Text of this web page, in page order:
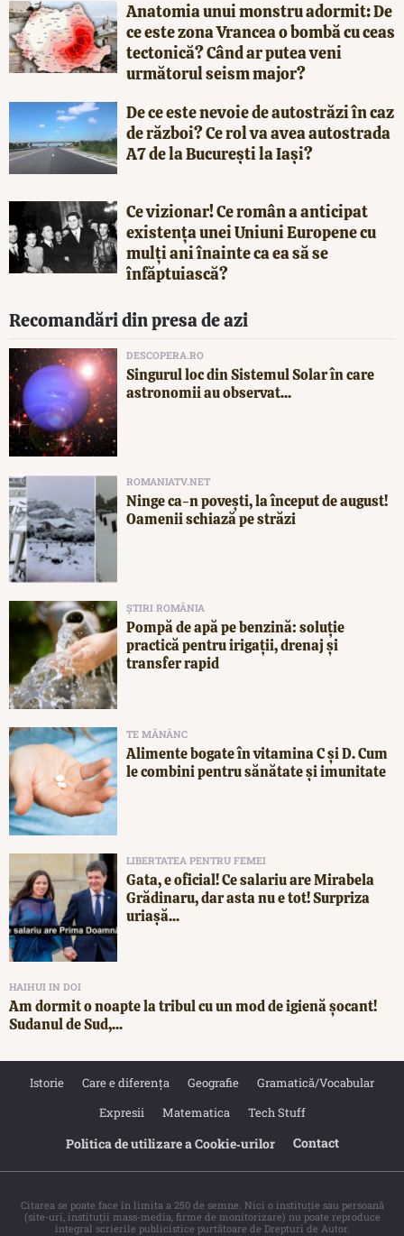
Anatomia unui monstru adormit: De
ce este zona Vrancea o bombă cu ceas
tectonică? Când ar putea veni
următorul seism major?
De ce este nevoie de autostrăzi în caz
de război? Ce rol va avea autostrada
A7 de la București la Iași?
Ce vizionar! Ce român a anticipat
existența unei Uniuni Europene cu
mulți ani înainte ca ea să se
înfăptuiască?
Recomandări din presa de azi
DESCOPERA.RO
Singurul loc din Sistemul Solar în care
astronomii au observat...
ROMANIATV.NET
Ninge ca-n povești, la început de august!
Oamenii schiază pe străzi
ȘTIRI ROMÂNIA
Pompă de apă pe benzină: soluție
practică pentru irigații, drenaj și
transfer rapid
TE MĂNÂNC
Alimente bogate în vitamina C și D. Cum
le combini pentru sănătate și imunitate
LIBERTATEA PENTRU FEMEI
Gata, e oficial! Ce salariu are Mirabela
Grădinaru, dar asta nu e tot! Surpriza
uriașă...
HAIHUI IN DOI
Am dormit o noapte la tribul cu un mod de igienă șocant!
Sudanul de Sud,...
Istorie Care e diferența Geografie
Gramatică/Vocabular
Expresii
Matematica Tech Stuff
Politica de utilizare a Cookie‐urilor Contact
Citarea se poate face în limita a 250 de semne. Nici o instituţie sau persoană
(site-uri, instituţii mass-media, firme de monitorizare) nu poate reproduce
integral scrierile publicistice purtătoare de Drepturi de Autor.